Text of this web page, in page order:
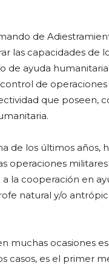
de
las capacidades de
de ayuda
de operaciones
que poseen,
de los últimos años,
operaciones militares
la cooperación en
natural y/o
muchas ocasiones
casos, es el primer